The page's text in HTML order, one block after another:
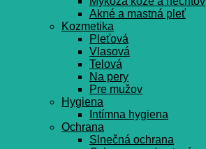
Akné a mastná pleť
Kozmetika
Pleťová
Vlasová
Telová
Na pery
Pre mužov
Hygiena
Intímna hygiena
Ochrana
Slnečná ochrana